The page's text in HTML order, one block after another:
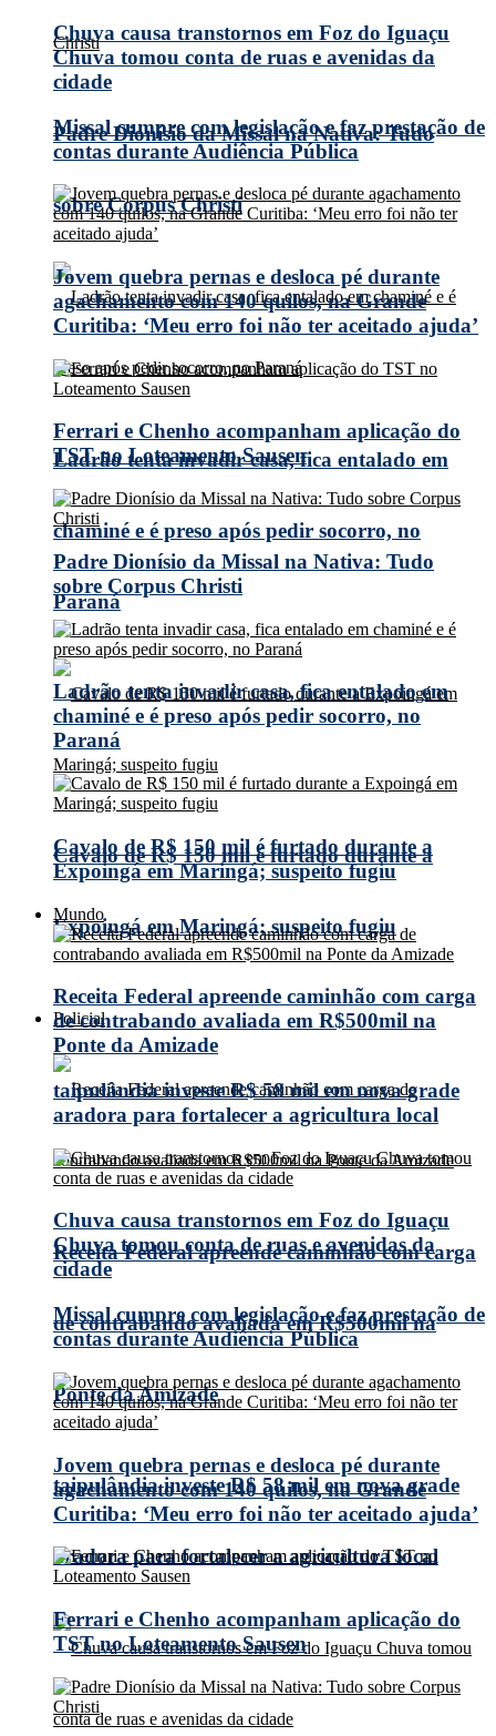
Padre Dionísio da Missal na Nativa: Tudo
sobre Corpus Christi
Ladrão tenta invadir casa, fica entalado em
chaminé e é preso após pedir socorro, no
Paraná
Cavalo de R$ 150 mil é furtado durante a
Expoingá em Maringá; suspeito fugiu
Policial
Receita Federal apreende caminhão com carga
de contrabando avaliada em R$500mil na
Ponte da Amizade
taipulândia investe R$ 58 mil em nova grade
aradora para fortalecer a agricultura local
Chuva causa transtornos em Foz do Iguaçu
Chuva tomou conta de ruas e avenidas da
cidade
Missal cumpre com legislação e faz prestação de
contas durante Audiência Pública
Jovem quebra pernas e desloca pé durante
agachamento com 140 quilos, na Grande
Curitiba: ‘Meu erro foi não ter aceitado ajuda’
Ferrari e Chenho acompanham aplicação do
TST no Loteamento Sausen
Padre Dionísio da Missal na Nativa: Tudo
sobre Corpus Christi
Ladrão tenta invadir casa, fica entalado em
chaminé e é preso após pedir socorro, no
Paraná
Cavalo de R$ 150 mil é furtado durante a
Expoingá em Maringá; suspeito fugiu
Mundo
Receita Federal apreende caminhão com carga
de contrabando avaliada em R$500mil na
Ponte da Amizade
taipulândia investe R$ 58 mil em nova grade
aradora para fortalecer a agricultura local
Chuva causa transtornos em Foz do Iguaçu
Chuva tomou conta de ruas e avenidas da
cidade
Missal cumpre com legislação e faz prestação de
contas durante Audiência Pública
Jovem quebra pernas e desloca pé durante
agachamento com 140 quilos, na Grande
Curitiba: ‘Meu erro foi não ter aceitado ajuda’
Ferrari e Chenho acompanham aplicação do
TST no Loteamento Sausen